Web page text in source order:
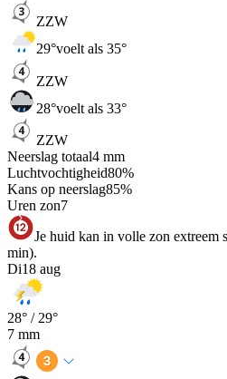
ZZW
29°voelt als 35°
ZZW
28°voelt als 33°
ZZW
Neerslag totaal4 mm
Luchtvochtigheid80%
Kans op neerslag85%
Uren zon7
Je huid kan in volle zon extreem
min).
Di18 aug
28° / 29°
7 mm